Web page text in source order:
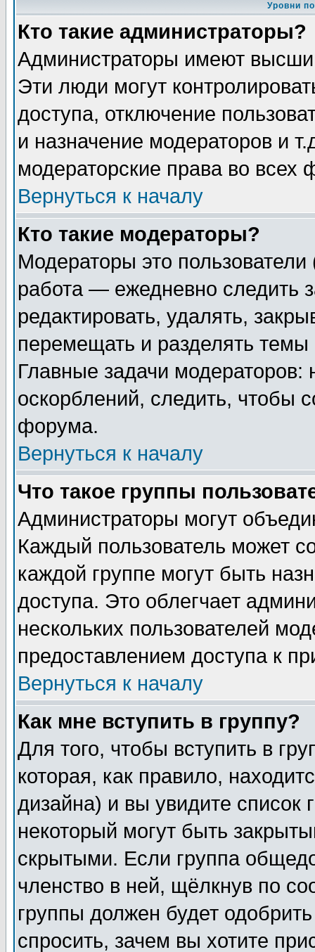
Уровни
Кто такие администраторы?
Администраторы имеют
Эти люди могут
доступа, отключение
и назначение модераторов и
модераторские права во всех
Вернуться к началу
Кто такие модераторы?
Модераторы это
работа — ежедневно следить
редактировать, удалять,
перемещать и разделять
Главные задачи
оскорблений, следить, чтобы
форума.
Вернуться к началу
Что такое группы
Администраторы могут
Каждый пользователь может
каждой группе могут быть
доступа. Это облегчает
нескольких пользователей
предоставлением доступа к
Вернуться к началу
Как мне вступить в группу?
Для того, чтобы вступить в
которая, как правило,
дизайна) и вы увидите список
некоторый могут быть
скрытыми. Если группа
членство в ней, щёлкнув по
группы должен будет
спросить, зачем вы хотите